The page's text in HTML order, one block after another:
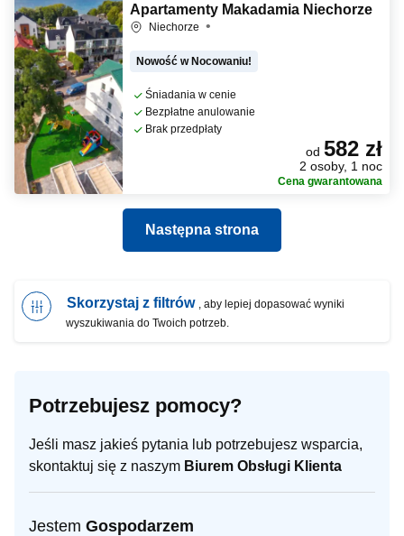
Apartamenty Makadamia Niechorze
Niechorze
Nowość w Nocowaniu!
Śniadania w cenie
Bezpłatne anulowanie
Brak przedpłaty
od 582 zł
2 osoby, 1 noc
Cena gwarantowana
Następna strona
Skorzystaj z filtrów , aby lepiej dopasować wyniki
wyszukiwania do Twoich potrzeb.
Potrzebujesz pomocy?
Jeśli masz jakieś pytania lub potrzebujesz wsparcia,
skontaktuj się z naszym Biurem Obsługi Klienta
Jestem Gospodarzem